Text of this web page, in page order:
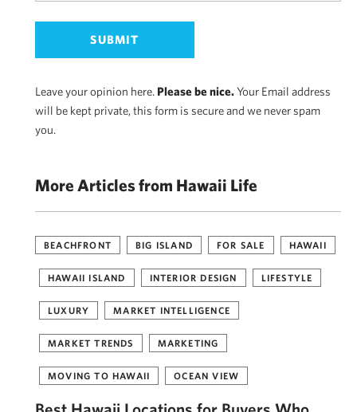
Leave your opinion here. Please be nice.Your Email address
will be kept private, this form is secure and we never spam
you.
More Articles from Hawaii Life
BEACHFRONT BIG ISLAND FOR SALE HAWAII
HAWAII ISLAND INTERIOR DESIGN LIFESTYLE
LUXURY MARKET INTELLIGENCE
MARKET TRENDS MARKETING
MOVING TO HAWAII OCEAN VIEW